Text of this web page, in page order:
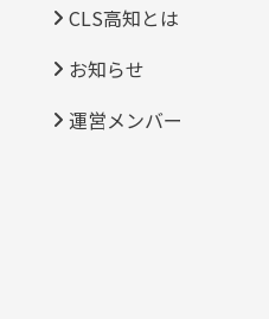
CLS高知とは
お知らせ
運営メンバー